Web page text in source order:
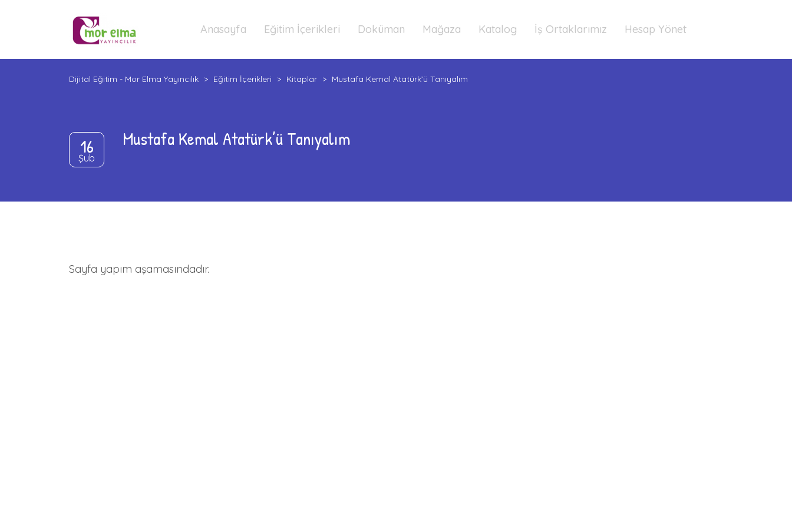
Anasayfa Eğitim İçerikleri Doküman Mağaza Katalog İş Ortaklarımız Hesap Yönet
Dijital Eğitim - Mor Elma Yayıncılık > Eğitim İçerikleri > Kitaplar > Mustafa Kemal Atatürk’ü Tanıyalım
16
Şub
Mustafa Kemal Atatürk’ü Tanıyalım
Sayfa yapım aşamasındadır.